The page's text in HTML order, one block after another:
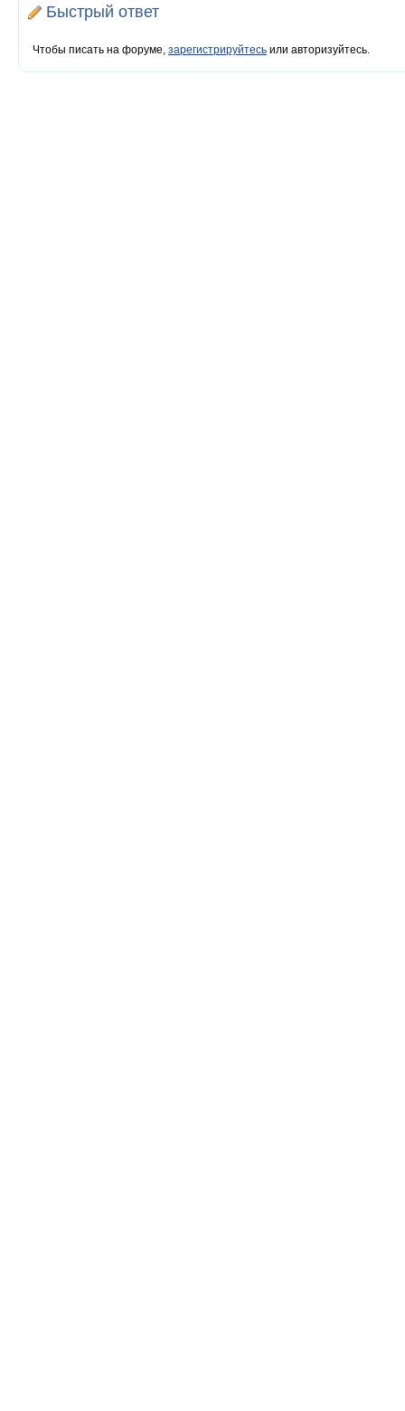
Быстрый ответ
Чтобы писать на форуме, зарегистрируйтесь или авторизуйтесь.